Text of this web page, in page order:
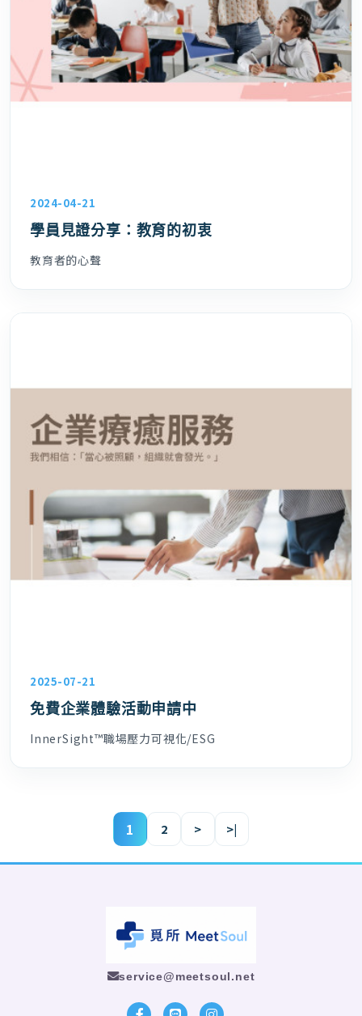
2024-04-21
學員見證分享：教育的初衷
教育者的心聲
2025-07-21
免費企業體驗活動申請中
InnerSight™職場壓力可視化/ESG
1 2 > >|
service@meetsoul.net